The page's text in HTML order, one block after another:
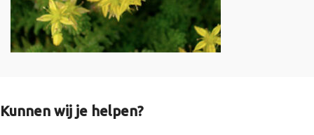
Kunnen wij je helpen?